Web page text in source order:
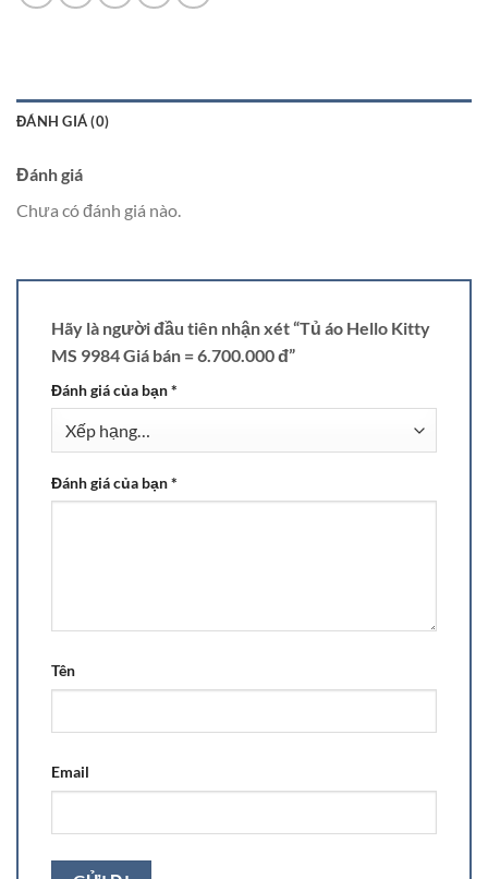
ĐÁNH GIÁ (0)
Đánh giá
Chưa có đánh giá nào.
Hãy là người đầu tiên nhận xét “Tủ áo Hello Kitty
MS 9984 Giá bán = 6.700.000 đ”
Đánh giá của bạn*
Đánh giá của bạn*
Tên
Email